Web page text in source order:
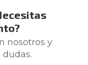
nosotros y